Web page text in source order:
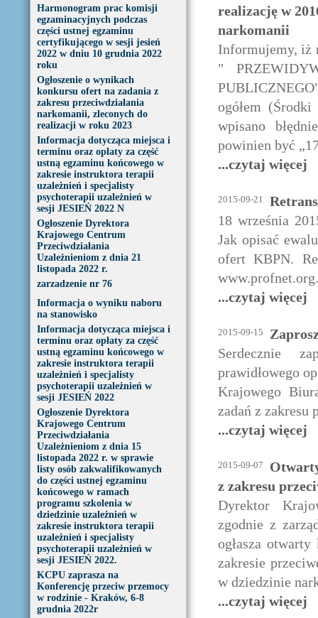
Harmonogram prac komisji
egzaminacyjnych podczas
części ustnej egzaminu
certyfikującego w sesji jesień
2022 w dniu 10 grudnia 2022
roku
Ogłoszenie o wynikach
konkursu ofert na zadania z
zakresu przeciwdziałania
narkomanii, zleconych do
realizacji w roku 2023
Informacja dotycząca miejsca i
terminu oraz opłaty za część
ustną egzaminu końcowego w
zakresie instruktora terapii
uzależnień i specjalisty
psychoterapii uzależnień w
sesji JESIEŃ 2022 N
Ogłoszenie Dyrektora
Krajowego Centrum
Przeciwdziałania
Uzależnieniom z dnia 21
listopada 2022 r.
zarzadzenie nr 76
Informacja o wyniku naboru
na stanowisko
Informacja dotycząca miejsca i
terminu oraz opłaty za część
ustną egzaminu końcowego w
zakresie instruktora terapii
uzależnień i specjalisty
psychoterapii uzależnień w
sesji JESIEŃ 2022
Ogłoszenie Dyrektora
Krajowego Centrum
Przeciwdziałania
Uzależnieniom z dnia 15
listopada 2022 r. w sprawie
listy osób zakwalifikowanych
do części ustnej egzaminu
końcowego w ramach
programu szkolenia w
dziedzinie uzależnień w
zakresie instruktora terapii
uzależnień i specjalisty
psychoterapii uzależnień w
sesji JESIEŃ 2022.
KCPU zaprasza na
Konferencję przeciw przemocy
w rodzinie - Kraków, 6-8
grudnia 2022r
realizację w
narkomanii
Informujemy, iż
"
ogółem
wpisano
powinien być
...czytaj więcej
2015-09-21
18 września
Jak opisać
ofert KBPN.
...czytaj więcej
2015-09-15
Serdecznie
prawidłowego
Krajowego
zadań z zakresu
...czytaj więcej
2015-09-07
z zakresu
Dyrektor
zgodnie z
ogłasza
zakresie
w dziedzinie
...czytaj więcej